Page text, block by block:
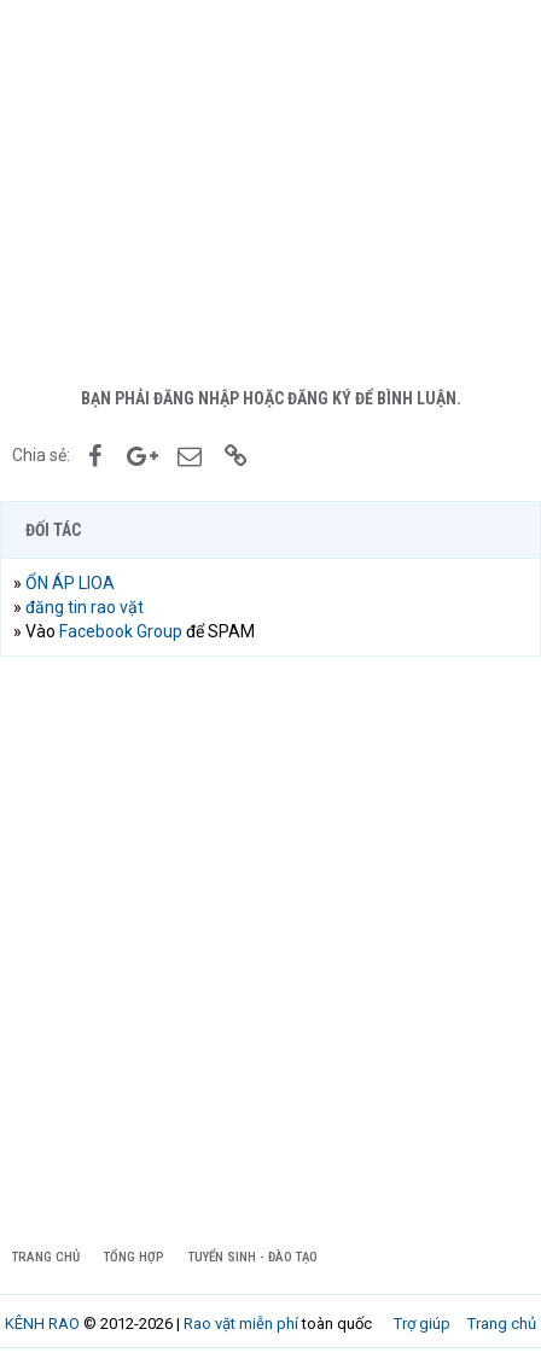
BẠN PHẢI ĐĂNG NHẬP HOẶC ĐĂNG KÝ ĐỂ BÌNH LUẬN.
Chia sẻ: FacebookGoogle+Email
ĐỐI TÁC
» ỔN ÁP LIOA
» đăng tin rao vặt
» Vào Facebook Group để SPAM
TRANG CHỦ TỔNG HỢP TUYỂN SINH - ĐÀO TẠO
Trợ giúp Trang chủ
KÊNH RAO © 2012-2026 | Rao vặt miễn phítoàn quốc